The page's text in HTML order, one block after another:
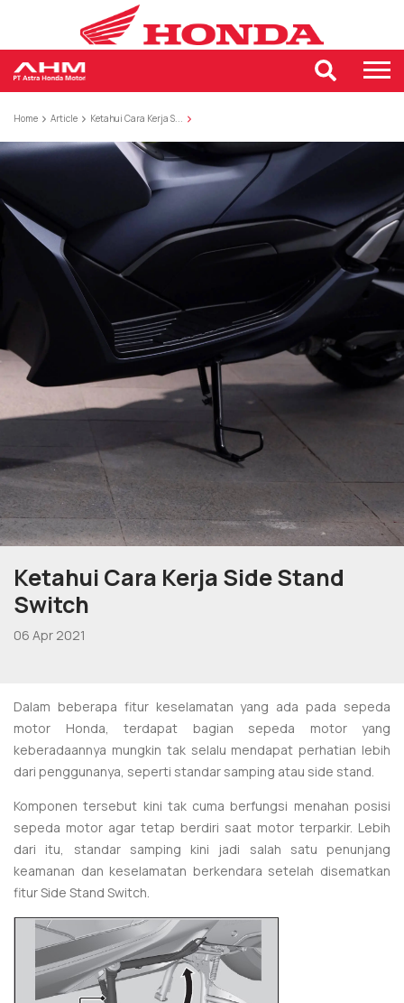
Home Article Ketahui Cara Kerja S...
Ketahui Cara Kerja Side Stand
Switch
06 Apr 2021
Dalam beberapa fitur keselamatan yang ada pada sepeda
motor Honda, terdapat bagian sepeda motor yang
keberadaannya mungkin tak selalu mendapat perhatian lebih
dari penggunanya, seperti standar samping atau side stand.
Komponen tersebut kini tak cuma berfungsi menahan posisi
sepeda motor agar tetap berdiri saat motor terparkir. Lebih
dari itu, standar samping kini jadi salah satu penunjang
keamanan dan keselamatan berkendara setelah disematkan
fitur Side Stand Switch.